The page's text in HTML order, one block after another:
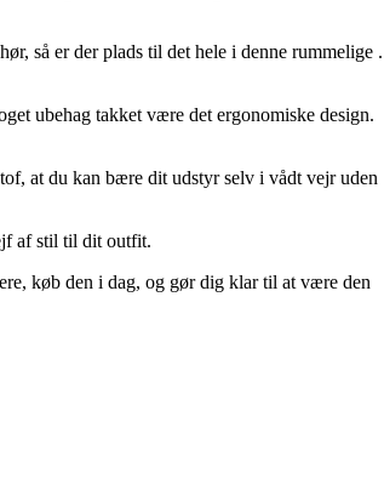
så er der plads til det hele i denne rummelige .
ubehag takket være det ergonomiske design.
at du kan bære dit udstyr selv i vådt vejr uden
af stil til dit outfit.
køb den i dag, og gør dig klar til at være den